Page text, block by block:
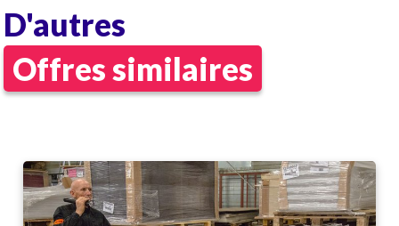
D'autres
Offres similaires